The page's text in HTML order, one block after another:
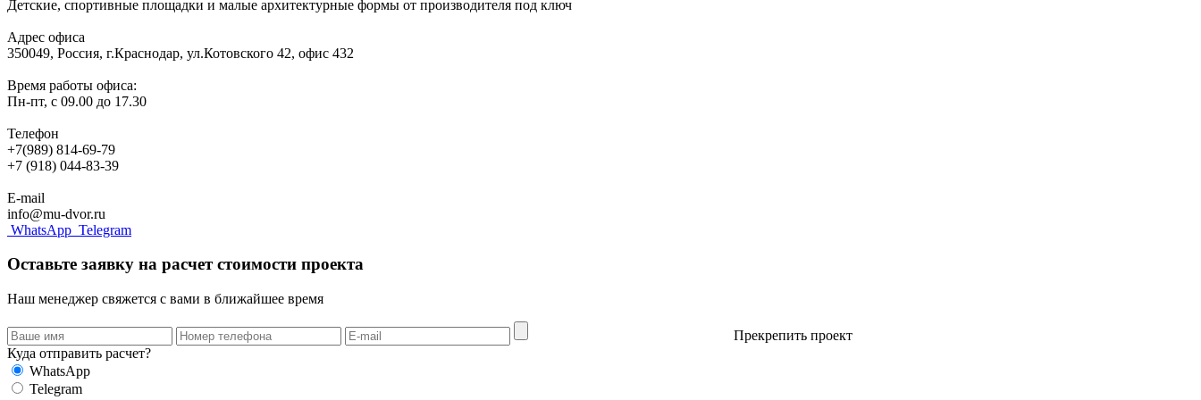
Детские, спортивные площадки и малые архитектурные формы от производителя под ключ
Адрес офиса
350049, Россия, г.Краснодар, ул.Котовского 42, офис 432
Время работы офиса:
Пн-пт, с 09.00 до 17.30
Телефон
+7(989) 814-69-79
+7 (918) 044-83-39
E-mail
info@mu-dvor.ru
WhatsApp Telegram
Оставьте заявку на расчет стоимости проекта
Наш менеджер свяжется с вами в ближайшее время
Прекрепить проект
Куда отправить расчет?
WhatsApp
Telegram